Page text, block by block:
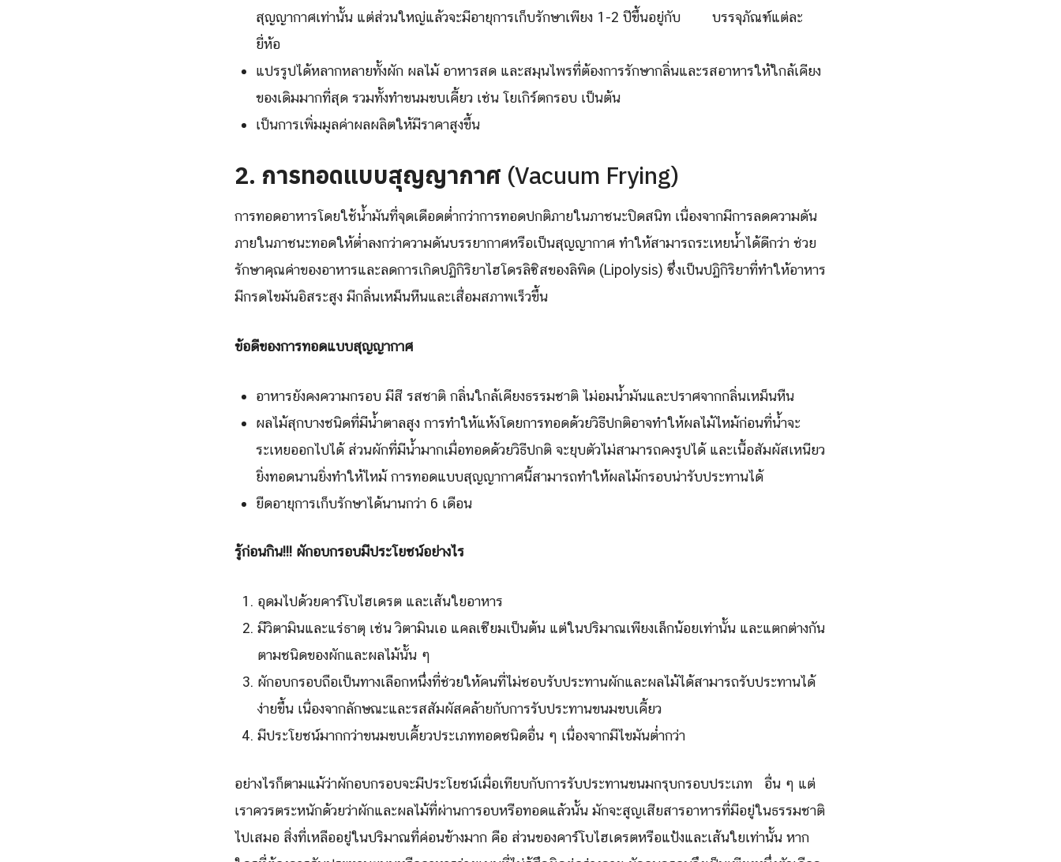
สุญญากาศเท่านั้น แต่ส่วนใหญ่แล้วจะมีอายุการเก็บรักษาเพียง 1-2 ปีขึ้นอยู่กับ บรรจุภัณฑ์แต่ละ
ยี่ห้อ
แปรรูปได้หลากหลายทั้งผัก ผลไม้ อาหารสด และสมุนไพรที่ต้องการรักษากลิ่นและรสอาหารให้ใกล้เคียง
ของเดิมมากที่สุด รวมทั้งทำขนมขบเคี้ยว เช่น โยเกิร์ตกรอบ เป็นต้น
เป็นการเพิ่มมูลค่าผลผลิตให้มีราคาสูงขึ้น
2. การทอดแบบสุญญากาศ (Vacuum Frying)
การทอดอาหารโดยใช้น้ำมันที่จุดเดือดต่ำกว่าการทอดปกติภายในภาชนะปิดสนิท เนื่องจากมีการลดความดัน
ภายในภาชนะทอดให้ต่ำลงกว่าความดันบรรยากาศหรือเป็นสุญญากาศ ทำให้สามารถระเหยน้ำได้ดีกว่า ช่วย
รักษาคุณค่าของอาหารและลดการเกิดปฏิกิริยาไฮโดรลิซิสของลิพิด (Lipolysis) ซึ่งเป็นปฏิกิริยาที่ทำให้อาหาร
มีกรดไขมันอิสระสูง มีกลิ่นเหม็นหืนและเสื่อมสภาพเร็วขึ้น
ข้อดีของการทอดแบบสุญญากาศ
อาหารยังคงความกรอบ มีสี รสชาติ กลิ่นใกล้เคียงธรรมชาติ ไม่อมน้ำมันและปราศจากกลิ่นเหม็นหืน
ผลไม้สุกบางชนิดที่มีน้ำตาลสูง การทำให้แห้งโดยการทอดด้วยวิธีปกติอาจทำให้ผลไม้ไหม้ก่อนที่น้ำจะ
ระเหยออกไปได้ ส่วนผักที่มีน้ำมากเมื่อทอดด้วยวิธีปกติ จะยุบตัวไม่สามารถคงรูปได้ และเนื้อสัมผัสเหนียว
ยิ่งทอดนานยิ่งทำให้ไหม้ การทอดแบบสุญญากาศนี้สามารถทำให้ผลไม้กรอบน่ารับประทานได้
ยืดอายุการเก็บรักษาได้นานกว่า 6 เดือน
รู้ก่อนกิน!!! ผักอบกรอบมีประโยชน์อย่างไร
อุดมไปด้วยคาร์โบไฮเดรต และเส้นใยอาหาร
มีวิตามินและแร่ธาตุ เช่น วิตามินเอ แคลเซียมเป็นต้น แต่ในปริมาณเพียงเล็กน้อยเท่านั้น และแตกต่างกัน
ตามชนิดของผักและผลไม้นั้น ๆ
ผักอบกรอบถือเป็นทางเลือกหนึ่งที่ช่วยให้คนที่ไม่ชอบรับประทานผักและผลไม้ได้สามารถรับประทานได้
ง่ายขึ้น เนื่องจากลักษณะและรสสัมผัสคล้ายกับการรับประทานขนมขบเคี้ยว
มีประโยชน์มากกว่าขนมขบเคี้ยวประเภททอดชนิดอื่น ๆ เนื่องจากมีไขมันต่ำกว่า
อย่างไรก็ตามแม้ว่าผักอบกรอบจะมีประโยชน์เมื่อเทียบกับการรับประทานขนมกรุบกรอบประเภท อื่น ๆ แต่
เราควรตระหนักด้วยว่าผักและผลไม้ที่ผ่านการอบหรือทอดแล้วนั้น มักจะสูญเสียสารอาหารที่มีอยู่ในธรรมชาติ
ไปเสมอ สิ่งที่เหลืออยู่ในปริมาณที่ค่อนข้างมาก คือ ส่วนของคาร์โบไฮเดรตหรือแป้งและเส้นใยเท่านั้น หาก